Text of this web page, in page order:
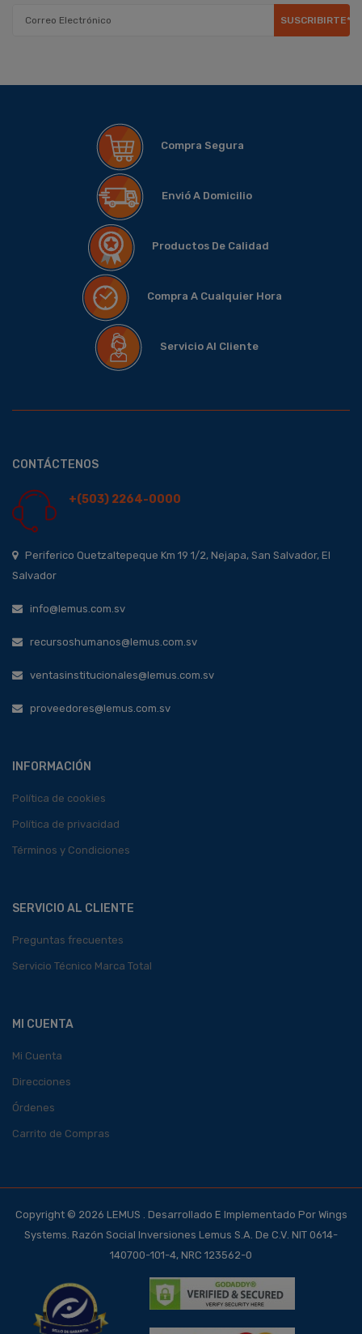
SUSCRIBIRTE*
Compra Segura
Envió A Domicilio
Productos De Calidad
Compra A Cualquier Hora
Servicio Al Cliente
CONTÁCTENOS
+(503) 2264-0000
Periferico Quetzaltepeque Km 19 1/2, Nejapa, San Salvador, El
Salvador
info@lemus.com.sv
recursoshumanos@lemus.com.sv
ventasinstitucionales@lemus.com.sv
proveedores@lemus.com.sv
INFORMACIÓN
Política de cookies
Política de privacidad
Términos y Condiciones
SERVICIO AL CLIENTE
Preguntas frecuentes
Servicio Técnico Marca Total
MI CUENTA
Mi Cuenta
Direcciones
Órdenes
Carrito de Compras
Copyright © 2026 LEMUS . Desarrollado E Implementado Por Wings
Systems. Razón Social Inversiones Lemus S.A. De C.V. NIT 0614-
140700-101-4, NRC 123562-0